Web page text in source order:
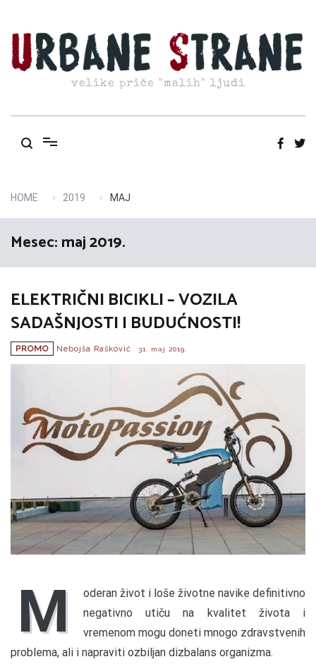
content
velike priče "malih" ljudi
HOME 2019 MAJ
Mesec:maj 2019.
ELEKTRIČNI BICIKLI – VOZILA
SADAŠNJOSTI I BUDUĆNOSTI!
PROMO Nebojša Rašković 31. maj 2019.
M
oderan život i loše životne navike definitivno
negativno utiču na kvalitet života i
vremenom mogu doneti mnogo zdravstvenih
problema, ali i napraviti ozbiljan dizbalans organizma.